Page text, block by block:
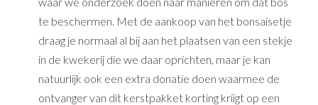
te beschermen. Met de aankoop van het bonsaisetje
draag je normaal al bij aan het plaatsen van een stekje
in de kwekerij die we daar oprichten, maar je kan
natuurlijk ook een extra donatie doen waarmee de
ontvanger van dit kerstpakket korting kriigt op een